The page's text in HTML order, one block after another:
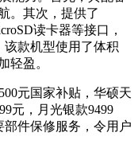
。其次，提供了
读卡器等接口，
款机型使用了体积
轻盈。
元国家补贴，华硕天
元，月光银款9499
部件保修服务，令用户